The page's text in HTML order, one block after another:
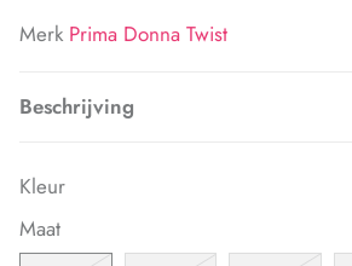
Merk Prima Donna Twist
Beschrijving
Kleur
Maat